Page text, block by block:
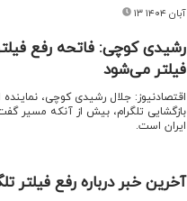
۱۳ آبان ۱۴۰۴
رشیدی کوچی: فاتحه رفع
فیلتر می‌شود
اقتصادنیوز: جلال رشیدی کوچی،
بازگشایی تلگرام، بیش از آنکه مسیر
ایران است.
آخرین خبر درباره رفع فیلتر